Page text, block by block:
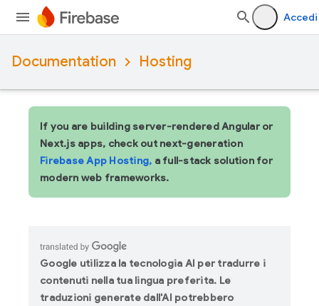
Accedi
Documentation Hosting
If you are building server-rendered Angular or
Next.js apps, check out next-generation
Firebase App Hosting, a full-stack solution for
modern web frameworks.
Google utilizza la tecnologia AI per tradurre i
contenuti nella tua lingua preferita. Le
traduzioni generate dall'AI potrebbero